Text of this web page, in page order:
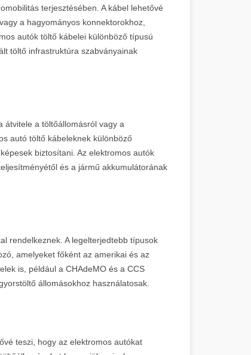
terjesztésében. A kábel lehetővé
a hagyományos konnektorokhoz,
autók töltő kábelei különböző típusú
töltő infrastruktúra szabványainak
átvitele a töltőállomásról vagy a
autó töltő kábeleknek különböző
biztosítani. Az elektromos autók
és a jármű akkumulátorának
rendelkeznek. A legelterjedtebb típusok
amelyeket főként az amerikai és az
is, például a CHAdeMO és a CCS
állomásokhoz használatosak.
teszi, hogy az elektromos autókat